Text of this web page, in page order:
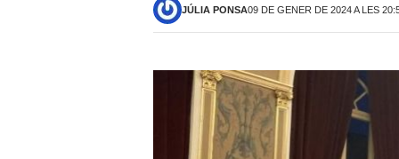
JÚLIA PONSA09 DE GENER DE 2024 A LES